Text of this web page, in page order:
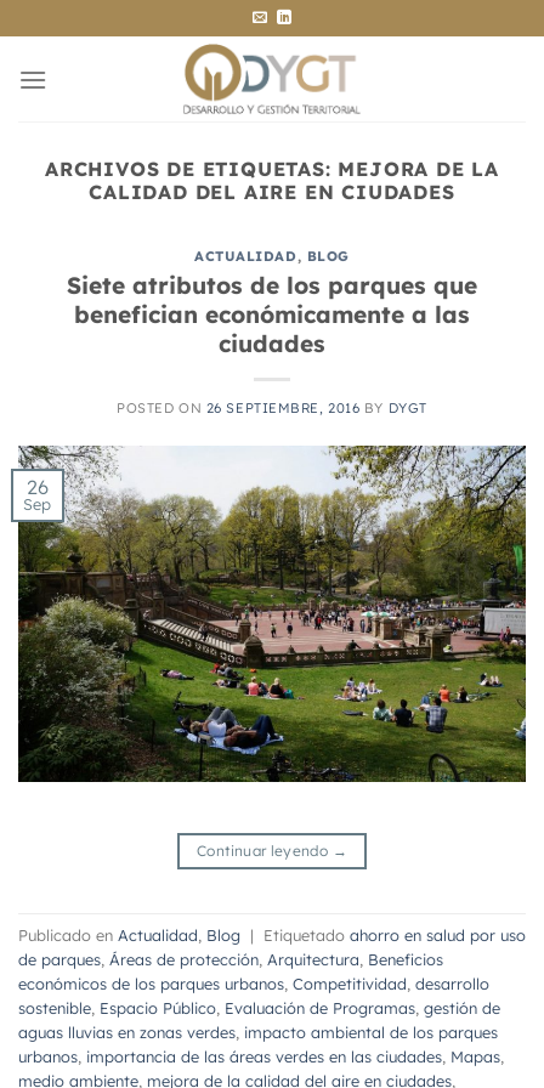
al
contenido
ARCHIVOS DE ETIQUETAS: MEJORA DE LA
CALIDAD DEL AIRE EN CIUDADES
ACTUALIDAD, BLOG
Siete atributos de los parques que
benefician económicamente a las
ciudades
POSTED ON 26 SEPTIEMBRE, 2016 BY DYGT
26
Sep
Continuar leyendo →
Publicado en Actualidad Blog | Etiquetado ahorro en salud por uso
de parques Áreas de protección Arquitectura Beneficios
económicos de los parques urbanos Competitividad desarrollo
sostenible Espacio Público Evaluación de Programas gestión de
aguas lluvias en zonas verdes impacto ambiental de los parques
urbanos importancia de las áreas verdes en las ciudades Mapas
medio ambiente mejora de la calidad del aire en ciudades